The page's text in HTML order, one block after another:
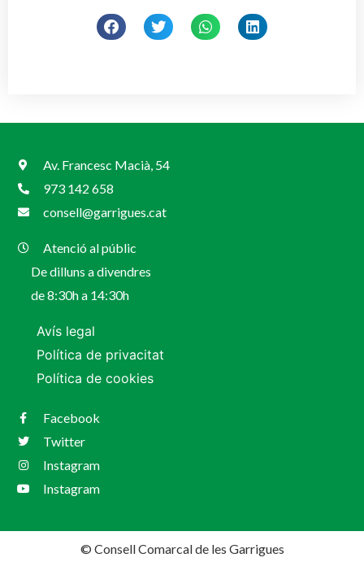
Av. Francesc Macià, 54
973 142 658
consell@garrigues.cat
Atenció al públic
De dilluns a divendres
de 8:30h a 14:30h
Avís legal
Política de privacitat
Política de cookies
Facebook
Twitter
Instagram
Instagram
© Consell Comarcal de les Garrigues